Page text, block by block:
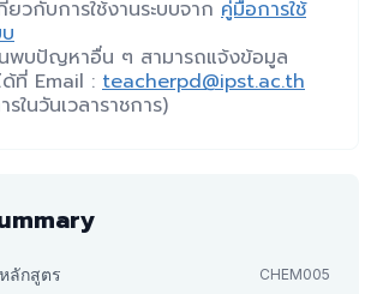
ลักสูตร CHEM005
ยวกับการใช้งานระบบจาก คู่มือการใช้
พบปัญหาอื่น ๆ สามารถแจ้งข้อมูล
ที่ Email : teacherpd@ipst.ac.th
รในวันเวลาราชการ)